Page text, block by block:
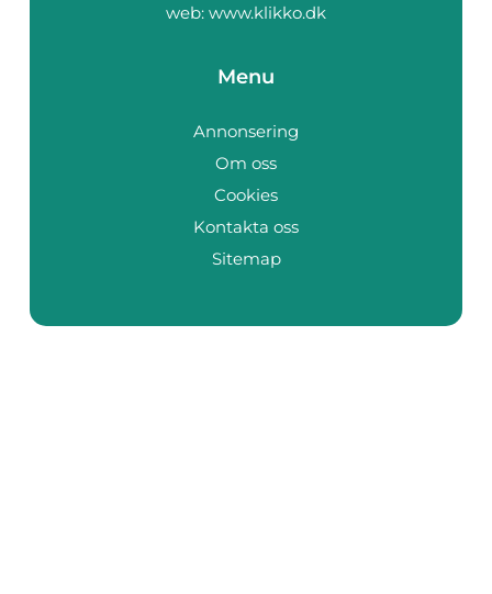
web: www.klikko.dk
Menu
Annonsering
Om oss
Cookies
Kontakta oss
Sitemap